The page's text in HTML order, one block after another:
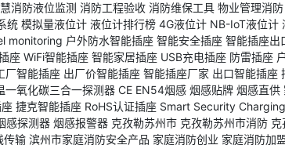
消防液位监测 消防工程验收 消防维保工具 物业管理消防
统 模拟量液位计 液位计排行榜 4G液位计 NB-IoT液位计
monitoring 户外防水智能插座 智能安全插座 智能插座出
座 WiFi智能插座 智能家居插座 USB充电插座 防雷插座
厂智能插座 出厂价智能插座 智能插座厂家 出口智能插座
一氧化碳三合一探测器 CE EN54烟感 烟感贴牌 烟感直供
捷克智能插座 RoHS认证插座 Smart Security
感探测器 烟感报警器 克孜勒苏州市 克孜勒苏州市消防 克
传输 滨州市家庭消防安全产品 家庭消防创业 家庭消防加